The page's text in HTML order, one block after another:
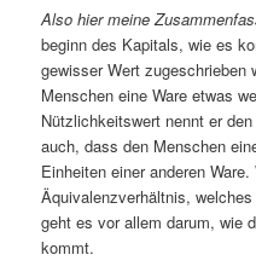
Also hier meine
beginn des Kapitals, wie es
gewisser Wert
Menschen eine Ware etwas
Nützlichkeitswert nennt er
auch, dass den Menschen
Einheiten einer anderen
Äquivalenzverhältnis,
geht es vor allem darum, wie
kommt.